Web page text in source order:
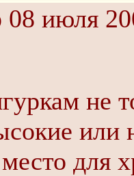
08 июля
не
или
для